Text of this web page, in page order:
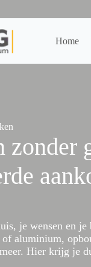
Home
je wensen en je
aluminium,
Hier krijg je